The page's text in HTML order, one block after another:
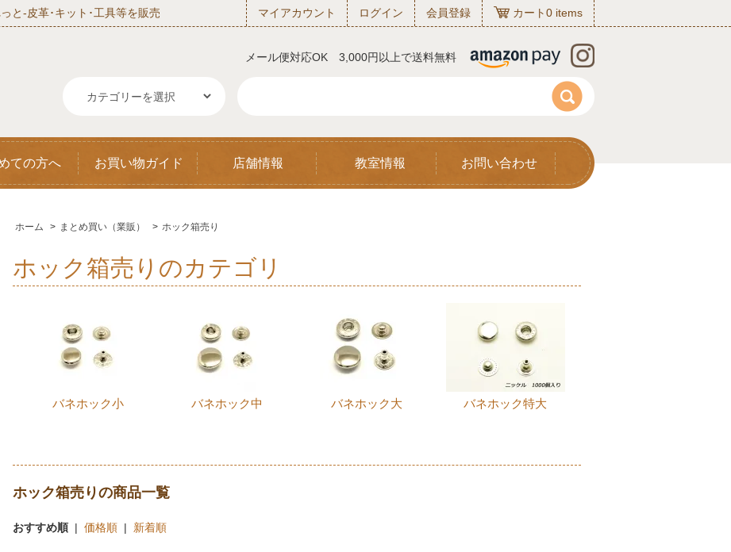
と‐皮革･キット･工具等を販売 マイアカウント ログイン 会員登録 カート0 items
メール便対応OK 3,000円以上で送料無料
ての方へ お買い物ガイド 店舗情報 教室情報 お問い合わせ
ホーム > まとめ買い（業販） > ホック箱売り
ホック箱売りのカテゴリ
バネホック小 バネホック中 バネホック大 バネホック特大
ホック箱売りの商品一覧
おすすめ順 |価格順 | 新着順